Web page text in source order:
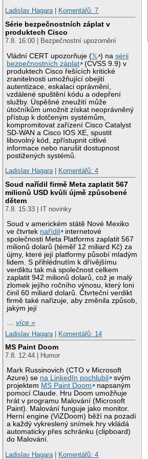
Ladislav Hagara| Komentářů: 7
Série bezpečnostních záplat v
produktech Cisco
7.8. 16:00 | Bezpečnostní upozornění
Vládní CERT upozorňuje (𝕏 ) nasérii
bezpečnostních záplat
(CVSS 9.9) v
produktech Cisco řešících kritické
zranitelnosti umožňující obejití
autentizace, eskalaci oprávnění,
vzdálené spuštění kódu a odepření
služby. Úspěšné zneužití může
útočníkům umožnit získat neoprávněný
přístup k dotčeným systémům,
kompromitovat zařízení Cisco Catalyst
SD-WAN a Cisco IOS XE, spustit
libovolný kód, zpřístupnit citlivé
informace nebo narušit dostupnost
postižených systémů.
Ladislav Hagara| Komentářů: 4
Soud nařídil firmě Meta zaplatit 567
milionů USD kvůli újmě způsobené
dětem
7.8. 15:33 | IT novinky
Soud v americkém státě Nové Mexiko
ve čtvrtek nařídil
internetové
společnosti Meta Platforms zaplatit 567
milionů dolarů (téměř 12 miliard Kč) za
újmy, které její platformy působí mladým
lidem. S přihlédnutím k dřívějšímu
verdiktu tak má společnost celkem
zaplatit 942 milionů dolarů, což je malý
zlomek jejího ročního výnosu, který loni
činil 60 miliard dolarů. Čtvrteční verdikt
firmě také nařizuje, aby změnila způsob,
jakým její
…více »
Ladislav Hagara
Komentářů: 14
MS Paint Doom
7.8. 12:44 | Humor
Mark Russinovich (CTO v Microsoft
Azure) se na LinkedIn pochlubil
svým
projektem MS Paint Doom
napsaným
pomocí Claude. Hru Doom umožňuje
hrát v programu Malování (Microsoft
Paint). Malování funguje jako monitor.
Herní engine (ViZDoom) běží na pozadí
a každý vykreslený snímek hry vkládá
automaticky přes schránku (clipboard)
do Malování.
Ladislav Hagara | Komentářů: 4